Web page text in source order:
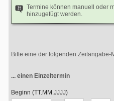
Termine können manuell oder
hinzugefügt werden.
Bitte eine der folgenden
... einen Einzeltermin
Beginn (TT.MM.JJJJ)